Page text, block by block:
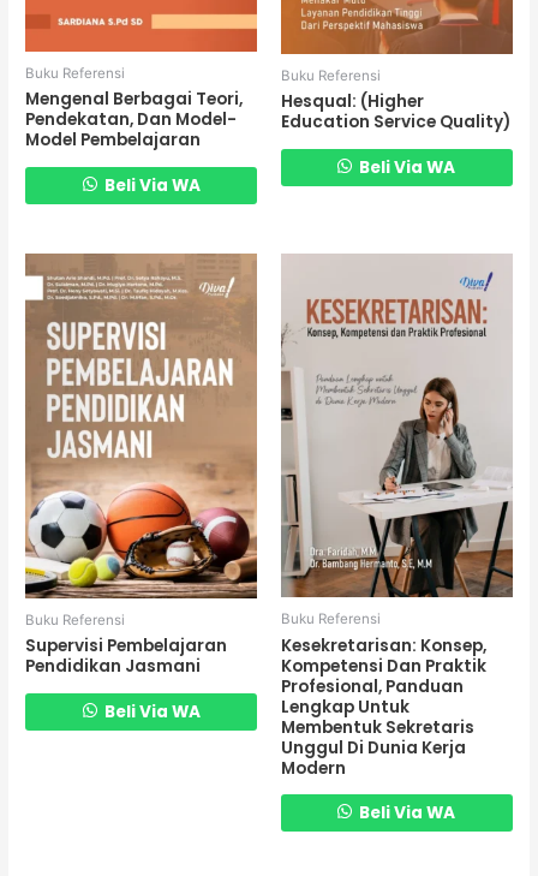
Buku Referensi
Mengenal Berbagai Teori,
Pendekatan, Dan Model-
Model Pembelajaran
Beli Via WA
Buku Referensi
Hesqual: (Higher
Education Service Quality)
Beli Via WA
Buku Referensi
Supervisi Pembelajaran
Pendidikan Jasmani
Beli Via WA
Buku Referensi
Kesekretarisan: Konsep,
Kompetensi Dan Praktik
Profesional, Panduan
Lengkap Untuk
Membentuk Sekretaris
Unggul Di Dunia Kerja
Modern
Beli Via WA